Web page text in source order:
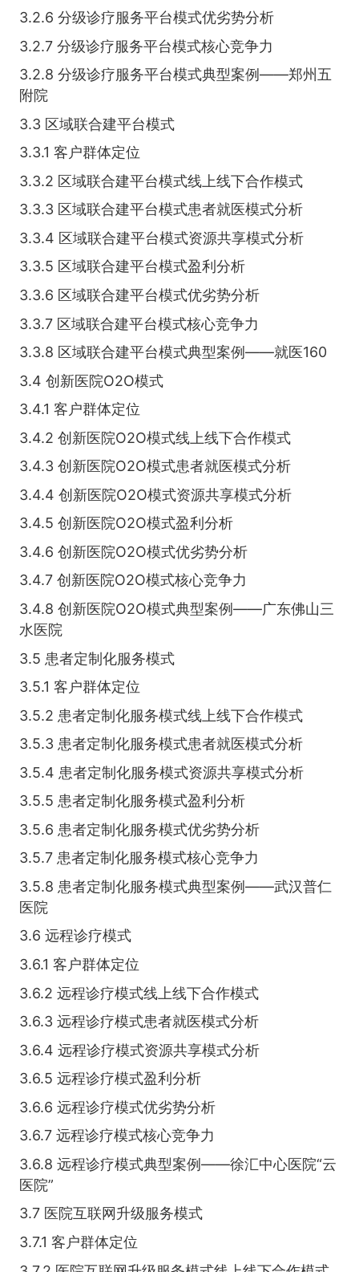
3.2.6 分级诊疗服务平台模式优劣势分析
3.2.7 分级诊疗服务平台模式核心竞争力
3.2.8 分级诊疗服务平台模式典型案例——郑州五
附院
3.3 区域联合建平台模式
3.3.1 客户群体定位
3.3.2 区域联合建平台模式线上线下合作模式
3.3.3 区域联合建平台模式患者就医模式分析
3.3.4 区域联合建平台模式资源共享模式分析
3.3.5 区域联合建平台模式盈利分析
3.3.6 区域联合建平台模式优劣势分析
3.3.7 区域联合建平台模式核心竞争力
3.3.8 区域联合建平台模式典型案例——就医160
3.4 创新医院O2O模式
3.4.1 客户群体定位
3.4.2 创新医院O2O模式线上线下合作模式
3.4.3 创新医院O2O模式患者就医模式分析
3.4.4 创新医院O2O模式资源共享模式分析
3.4.5 创新医院O2O模式盈利分析
3.4.6 创新医院O2O模式优劣势分析
3.4.7 创新医院O2O模式核心竞争力
3.4.8 创新医院O2O模式典型案例——广东佛山三
水医院
3.5 患者定制化服务模式
3.5.1 客户群体定位
3.5.2 患者定制化服务模式线上线下合作模式
3.5.3 患者定制化服务模式患者就医模式分析
3.5.4 患者定制化服务模式资源共享模式分析
3.5.5 患者定制化服务模式盈利分析
3.5.6 患者定制化服务模式优劣势分析
3.5.7 患者定制化服务模式核心竞争力
3.5.8 患者定制化服务模式典型案例——武汉普仁
医院
3.6 远程诊疗模式
3.6.1 客户群体定位
3.6.2 远程诊疗模式线上线下合作模式
3.6.3 远程诊疗模式患者就医模式分析
3.6.4 远程诊疗模式资源共享模式分析
3.6.5 远程诊疗模式盈利分析
3.6.6 远程诊疗模式优劣势分析
3.6.7 远程诊疗模式核心竞争力
3.6.8 远程诊疗模式典型案例——徐汇中心医院“云
医院”
3.7 医院互联网升级服务模式
3.7.1 客户群体定位